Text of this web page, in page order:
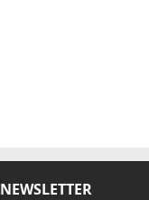
NEWSLETTER